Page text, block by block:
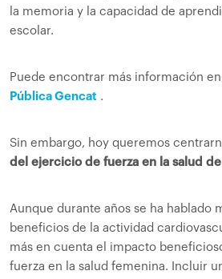
la memoria y la capacidad de
escolar.
Puede encontrar más información
Pública Gencat .
Sin embargo, hoy queremos
del ejercicio de fuerza en la salud
Aunque durante años se ha hablado
beneficios de la actividad
más en cuenta el impacto
fuerza en la salud femenina. Incluir